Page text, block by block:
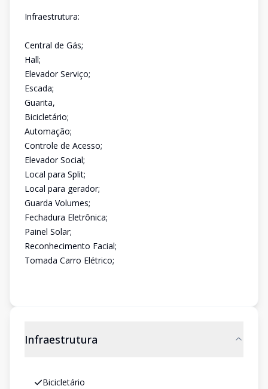
Infraestrutura:
Central de Gás;
Hall;
Elevador Serviço;
Escada;
Guarita,
Bicicletário;
Automação;
Controle de Acesso;
Elevador Social;
Local para Split;
Local para gerador;
Guarda Volumes;
Fechadura Eletrônica;
Painel Solar;
Reconhecimento Facial;
Tomada Carro Elétrico;
Infraestrutura
Bicicletário